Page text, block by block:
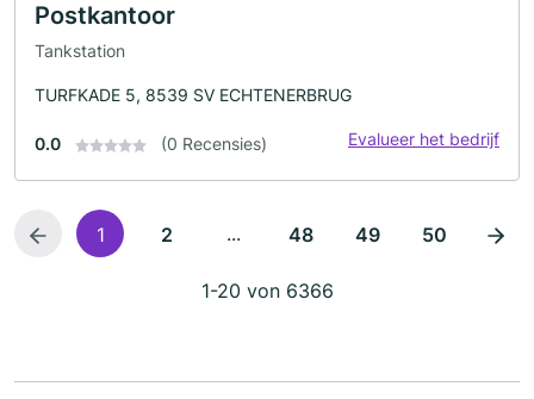
Postkantoor
Tankstation
TURFKADE 5, 8539 SV ECHTENERBRUG
0.0 (0 Recensies) Evalueer het bedrijf
1 2 ... 48 49 50
1-20 von 6366